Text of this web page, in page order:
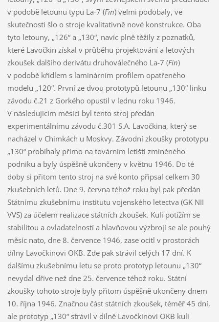
v podobě letounu typu La-7 (Fin) velmi podobaly, ve
skutečnosti šlo o stroje kvalitativně nové konstrukce. Oba
tyto letouny, „126“ a „130“, navíc plně těžily z poznatků,
které Lavočkin získal v průběhu projektování a letových
zkoušek dalšího derivátu druhoválečného La-7 (Fin)
v podobě křídlem s laminárním profilem opatřeného
modelu „120“. První ze dvou prototypů letounu „130“ linku
závodu č.21 z Gorkého opustil v lednu roku 1946.
V následujícím měsíci byl tento stroj předán
experimentálnímu závodu č.301 S.A. Lavočkina, který se
nacházel v Chimkách u Moskvy. Závodní zkoušky prototypu
„130“ probíhaly přímo na továrním letišti zmíněného
podniku a byly úspěšně ukončeny v květnu 1946. Do té
doby si přitom tento stroj na své konto připsal celkem 30
zkušebních letů. Dne 9. června téhož roku byl pak předán
Státnímu zkušebnímu institutu vojenského letectva (GK NII
VVS) za účelem realizace státních zkoušek. Kuli potížím se
stabilitou a ovladatelností a hlavňovou výzbrojí se ale pouhý
měsíc nato, dne 8. července 1946, zase ocitl v prostorách
dílny Lavočkinovi OKB. Zde pak strávil celých 17 dní. K
dalšímu zkušebnímu letu se proto prototyp letounu „130“
nevydal dříve než dne 25. července téhož roku. Státní
zkoušky tohoto stroje byly přitom úspěšně ukončeny dnem
10. října 1946. Značnou část státních zkoušek, téměř 45 dní,
ale prototyp „130“ strávil v dílně Lavočkinovi OKB kuli